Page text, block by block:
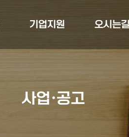
기업지원 오시는길
사업·공고